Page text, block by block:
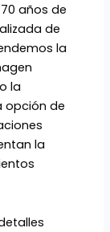
años de
de
la
la
opción de
la